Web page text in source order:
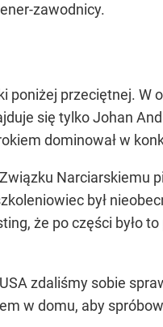
zawodnicy.
przeciętnej. W
się tylko Johan
dominował w
był
że po części było
zdaliśmy sobie
w domu, aby